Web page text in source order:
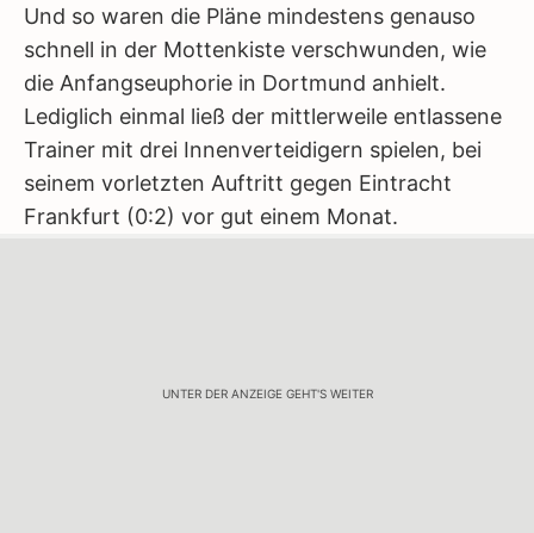
Und so waren die Pläne mindestens genauso
schnell in der Mottenkiste verschwunden, wie
die Anfangseuphorie in Dortmund anhielt.
Lediglich einmal ließ der mittlerweile entlassene
Trainer mit drei Innenverteidigern spielen, bei
seinem vorletzten Auftritt gegen Eintracht
Frankfurt (0:2) vor gut einem Monat.
UNTER DER ANZEIGE GEHT'S WEITER